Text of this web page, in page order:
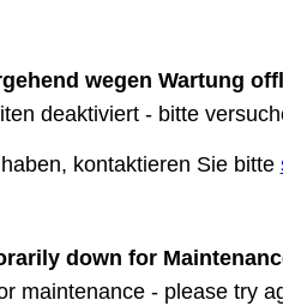
wegen Wartung
deaktiviert - bitte
kontaktieren Sie bitte
down for
maintenance - please try